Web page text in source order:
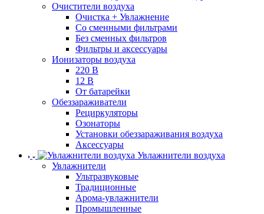
Очистители воздуха
Очистка + Увлажнение
Cо сменными фильтрами
Без сменных фильтров
Фильтры и аксессуары
Ионизаторы воздуха
220 В
12 В
От батарейки
Обеззараживатели
Рециркуляторы
Озонаторы
Установки обеззараживания воздуха
Аксессуары
Увлажнители воздуха
Увлажнители
Ультразвуковые
Традиционные
Арома-увлажнители
Промышленные